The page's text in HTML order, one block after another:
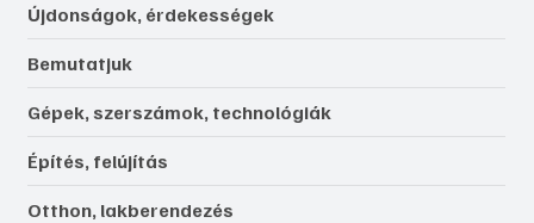
Újdonságok, érdekességek
Bemutatjuk
Gépek, szerszámok, technológiák
Építés, felújítás
Otthon, lakberendezés